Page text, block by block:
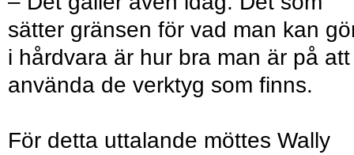
sätter gränsen för vad man kan
i hårdvara är hur bra man är på att
använda de verktyg som finns.
För detta uttalande möttes Wally